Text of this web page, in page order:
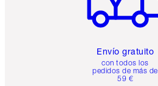
Envío gratuito
con todos los
pedidos de más de
59 €